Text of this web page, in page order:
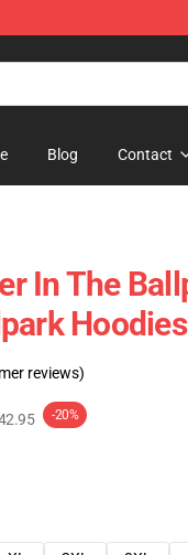
Blog Contact
In The
Hoodies
reviews)
-20%